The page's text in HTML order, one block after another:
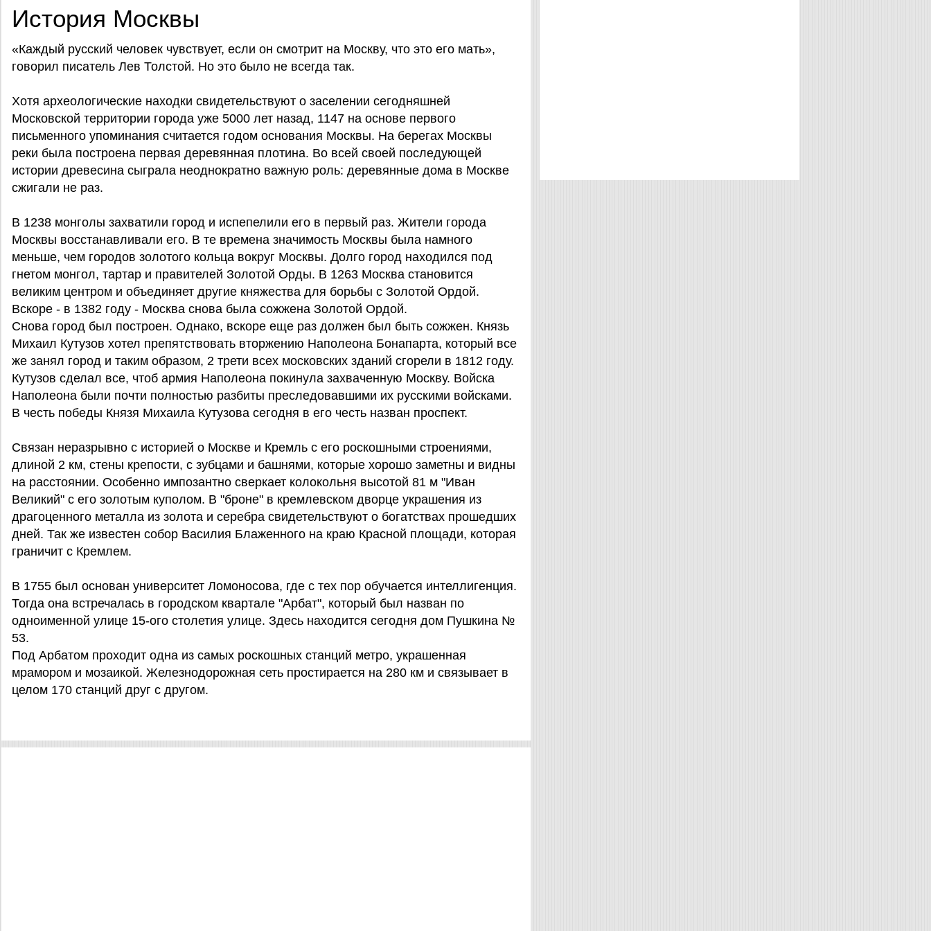
История Москвы
«Каждый русский человек чувствует, если он смотрит на Москву, что это его мать»,
говорил писатель Лев Толстой. Но это было не всегда так.
Хотя археологические находки свидетельствуют о заселении сегодняшней
Московской территории города уже 5000 лет назад, 1147 на основе первого
письменного упоминания считается годом основания Москвы. На берегах Москвы
реки была построена первая деревянная плотина. Во всей своей последующей
истории древесина сыграла неоднократно важную роль: деревянные дома в Москве
сжигали не раз.
В 1238 монголы захватили город и испепелили его в первый раз. Жители города
Москвы восстанавливали его. В те времена значимость Москвы была намного
меньше, чем городов золотого кольца вокруг Москвы. Долго город находился под
гнетом монгол, тартар и правителей Золотой Орды. В 1263 Москва становится
великим центром и объединяет другие княжества для борьбы с Золотой Ордой.
Вскоре - в 1382 году - Москва снова была сожжена Золотой Ордой.
Снова город был построен. Однако, вскоре еще раз должен был быть сожжен. Князь
Михаил Кутузов хотел препятствовать вторжению Наполеона Бонапарта, который все
же занял город и таким образом, 2 трети всех московских зданий сгорели в 1812 году.
Кутузов сделал все, чтоб армия Наполеона покинула захваченную Москву. Войска
Наполеона были почти полностью разбиты преследовавшими их русскими войсками.
В честь победы Князя Михаила Кутузова сегодня в его честь назван проспект.
Связан неразрывно с историей о Москве и Кремль с его роскошными строениями,
длиной 2 км, стены крепости, с зубцами и башнями, которые хорошо заметны и видны
на расстоянии. Особенно импозантно сверкает колокольня высотой 81 м "Иван
Великий" с его золотым куполом. В "броне" в кремлевском дворце украшения из
драгоценного металла из золота и серебра свидетельствуют о богатствах прошедших
дней. Так же известен собор Василия Блаженного на краю Красной площади, которая
граничит с Кремлем.
В 1755 был основан университет Ломоносова, где с тех пор обучается интеллигенция.
Тогда она встречалась в городском квартале "Арбат", который был назван по
одноименной улице 15-ого столетия улице. Здесь находится сегодня дом Пушкина №
53.
Под Арбатом проходит одна из самых роскошных станций метро, украшенная
мрамором и мозаикой. Железнодорожная сеть простирается на 280 км и связывает в
целом 170 станций друг с другом.